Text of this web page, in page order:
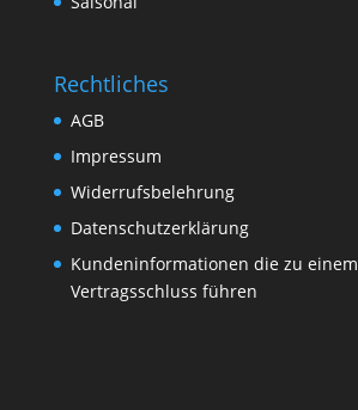
Rechtliches
AGB
Impressum
Widerrufsbelehrung
Datenschutzerklärung
Kundeninformationen die zu einem
Vertragsschluss führen